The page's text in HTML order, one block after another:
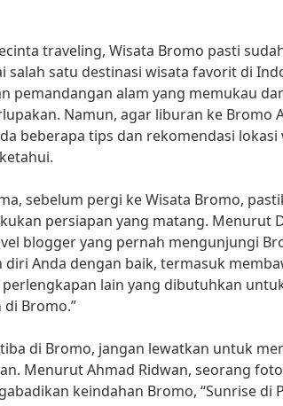
traveling, Wisata Bromo pasti
salah satu destinasi wisata favorit di
pemandangan alam yang memukau
Namun, agar liburan ke Bromo
beberapa tips dan rekomendasi lokasi
sebelum pergi ke Wisata Bromo,
persiapan yang matang. Menurut
blogger yang pernah mengunjungi
diri Anda dengan baik, termasuk
lain yang dibutuhkan
Bromo.”
di Bromo, jangan lewatkan untuk
Menurut Ahmad Ridwan, seorang
keindahan Bromo, “Sunrise di